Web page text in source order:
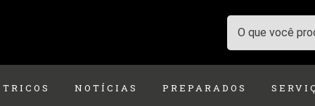
NOTÍCIAS PREPARADOS